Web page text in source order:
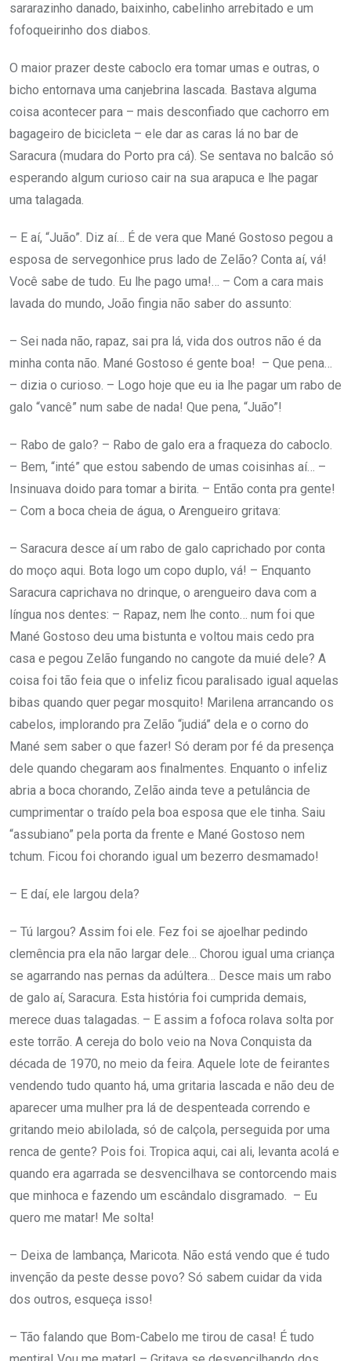
sararazinho danado, baixinho, cabelinho arrebitado e um
fofoqueirinho dos diabos.
O maior prazer deste caboclo era tomar umas e outras, o
bicho entornava uma canjebrina lascada. Bastava alguma
coisa acontecer para – mais desconfiado que cachorro em
bagageiro de bicicleta – ele dar as caras lá no bar de
Saracura (mudara do Porto pra cá). Se sentava no balcão só
esperando algum curioso cair na sua arapuca e lhe pagar
uma talagada.
– E aí, “Juão”. Diz aí… É de vera que Mané Gostoso pegou a
esposa de servegonhice prus lado de Zelão? Conta aí, vá!
Você sabe de tudo. Eu lhe pago uma!… – Com a cara mais
lavada do mundo, João fingia não saber do assunto:
– Sei nada não, rapaz, sai pra lá, vida dos outros não é da
minha conta não. Mané Gostoso é gente boa! – Que pena…
– dizia o curioso. – Logo hoje que eu ia lhe pagar um rabo de
galo “vancê” num sabe de nada! Que pena, “Juão”!
– Rabo de galo? – Rabo de galo era a fraqueza do caboclo.
– Bem, “inté” que estou sabendo de umas coisinhas aí… –
Insinuava doido para tomar a birita. – Então conta pra gente!
– Com a boca cheia de água, o Arengueiro gritava:
– Saracura desce aí um rabo de galo caprichado por conta
do moço aqui. Bota logo um copo duplo, vá! – Enquanto
Saracura caprichava no drinque, o arengueiro dava com a
língua nos dentes: – Rapaz, nem lhe conto… num foi que
Mané Gostoso deu uma bistunta e voltou mais cedo pra
casa e pegou Zelão fungando no cangote da muié dele? A
coisa foi tão feia que o infeliz ficou paralisado igual aquelas
bibas quando quer pegar mosquito! Marilena arrancando os
cabelos, implorando pra Zelão “judiá” dela e o corno do
Mané sem saber o que fazer! Só deram por fé da presença
dele quando chegaram aos finalmentes. Enquanto o infeliz
abria a boca chorando, Zelão ainda teve a petulância de
cumprimentar o traído pela boa esposa que ele tinha. Saiu
“assubiano” pela porta da frente e Mané Gostoso nem
tchum. Ficou foi chorando igual um bezerro desmamado!
– E daí, ele largou dela?
– Tú largou? Assim foi ele. Fez foi se ajoelhar pedindo
clemência pra ela não largar dele… Chorou igual uma criança
se agarrando nas pernas da adúltera… Desce mais um rabo
de galo aí, Saracura. Esta história foi cumprida demais,
merece duas talagadas. – E assim a fofoca rolava solta por
este torrão. A cereja do bolo veio na Nova Conquista da
década de 1970, no meio da feira. Aquele lote de feirantes
vendendo tudo quanto há, uma gritaria lascada e não deu de
aparecer uma mulher pra lá de despenteada correndo e
gritando meio abilolada, só de calçola, perseguida por uma
renca de gente? Pois foi. Tropica aqui, cai ali, levanta acolá e
quando era agarrada se desvencilhava se contorcendo mais
que minhoca e fazendo um escândalo disgramado. – Eu
quero me matar! Me solta!
– Deixa de lambança, Maricota. Não está vendo que é tudo
invenção da peste desse povo? Só sabem cuidar da vida
dos outros, esqueça isso!
– Tão falando que Bom-Cabelo me tirou de casa! É tudo